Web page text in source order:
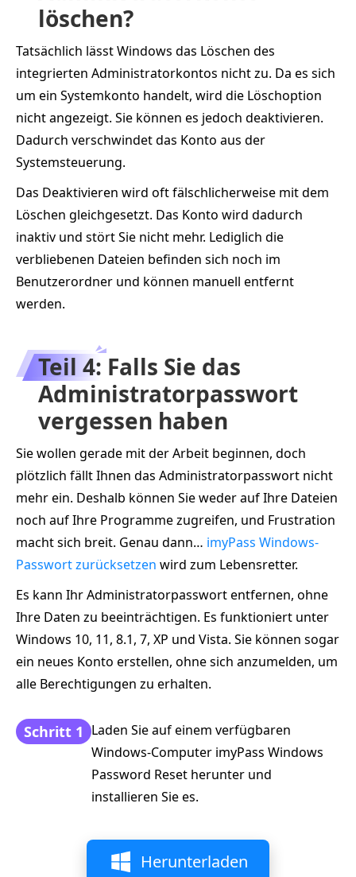
löschen?
Tatsächlich lässt Windows das Löschen des
integrierten Administratorkontos nicht zu. Da es sich
um ein Systemkonto handelt, wird die Löschoption
nicht angezeigt. Sie können es jedoch deaktivieren.
Dadurch verschwindet das Konto aus der
Systemsteuerung.
Das Deaktivieren wird oft fälschlicherweise mit dem
Löschen gleichgesetzt. Das Konto wird dadurch
inaktiv und stört Sie nicht mehr. Lediglich die
verbliebenen Dateien befinden sich noch im
Benutzerordner und können manuell entfernt
werden.
Teil 4: Falls Sie das
Administratorpasswort
vergessen haben
Sie wollen gerade mit der Arbeit beginnen, doch
plötzlich fällt Ihnen das Administratorpasswort nicht
mehr ein. Deshalb können Sie weder auf Ihre Dateien
noch auf Ihre Programme zugreifen, und Frustration
macht sich breit. Genau dann… imyPass Windows-
Passwort zurücksetzen wird zum Lebensretter.
Es kann Ihr Administratorpasswort entfernen, ohne
Ihre Daten zu beeinträchtigen. Es funktioniert unter
Windows 10, 11, 8.1, 7, XP und Vista. Sie können sogar
ein neues Konto erstellen, ohne sich anzumelden, um
alle Berechtigungen zu erhalten.
Schritt 1 Laden Sie auf einem verfügbaren
Windows-Computer imyPass Windows
Password Reset herunter und
installieren Sie es.
Herunterladen